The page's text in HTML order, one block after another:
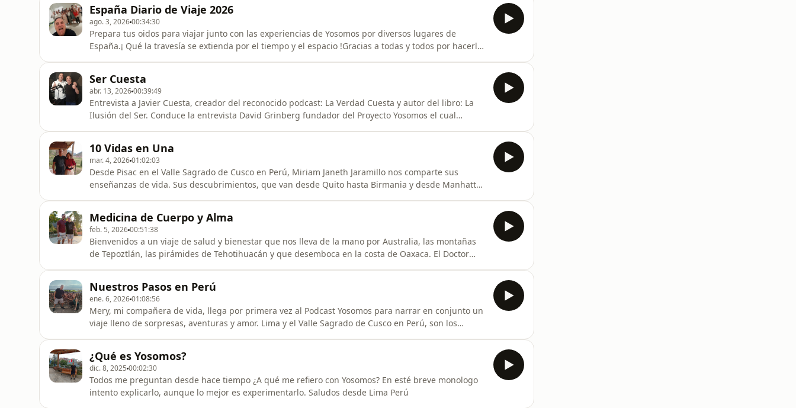
España Diario de Viaje 2026
ago. 3, 202600:34:30
Prepara tus oidos para viajar junto con las experiencias de Yosomos por diversos lugares de
España.¡ Qué la travesía se extienda por el tiempo y el espacio !Gracias a todas y todos por hacerlo
Ser Cuesta
abr. 13, 202600:39:49
Entrevista a Javier Cuesta, creador del reconocido podcast: La Verdad Cuesta y autor del libro: La
Ilusión del Ser. Conduce la entrevista David Grinberg fundador del Proyecto Yosomos el cual
10 Vidas en Una
mar. 4, 202601:02:03
Desde Pisac en el Valle Sagrado de Cusco en Perú, Miriam Janeth Jaramillo nos comparte sus
enseñanzas de vida. Sus descubrimientos, que van desde Quito hasta Birmania y desde Manhattan
como nosotros.Para contactar a
Medicina de Cuerpo y Alma
feb. 5, 202600:51:38
Bienvenidos a un viaje de salud y bienestar que nos lleva de la mano por Australia, las montañas
de Tepoztlán, las pirámides de Tehotihuacán y que desemboca en la costa de Oaxaca. El Doctor
mejor mientras descu
Nuestros Pasos en Perú
ene. 6, 202601:08:56
Mery, mi compañera de vida, llega por primera vez al Podcast Yosomos para narrar en conjunto un
viaje lleno de sorpresas, aventuras y amor. Lima y el Valle Sagrado de Cusco en Perú, son los
¿Qué es Yosomos?
dic. 8, 2025 00:02:30
Todos me preguntan desde hace tiempo ¿A qué me refiero con Yosomos? En esté breve monologo
intento explicarlo, aunque lo mejor es experimentarlo. Saludos desde Lima Perú